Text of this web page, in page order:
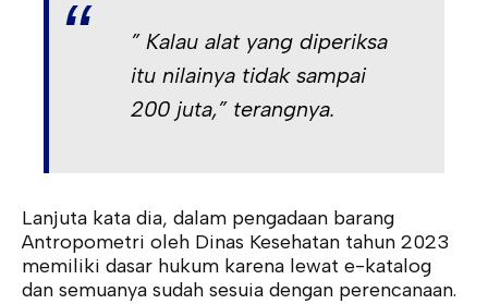
” Kalau alat yang diperiksa
itu nilainya tidak sampai
200 juta,” terangnya.
Lanjuta kata dia, dalam pengadaan barang
Antropometri oleh Dinas Kesehatan tahun 2023
memiliki dasar hukum karena lewat e-katalog
dan semuanya sudah sesuia dengan perencanaan.